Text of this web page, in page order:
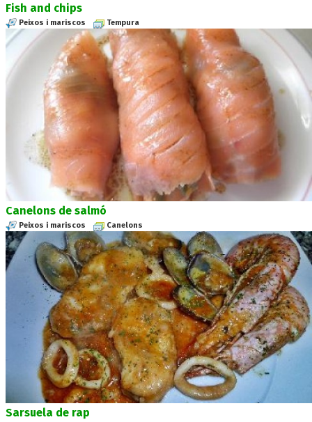
Fish and chips
Peixos i mariscos Tempura
Canelons de salmó
Peixos i mariscos Canelons
Sarsuela de rap